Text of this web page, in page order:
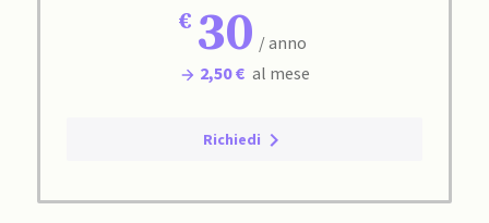
30 / anno
2,50 € al mese
Richiedi